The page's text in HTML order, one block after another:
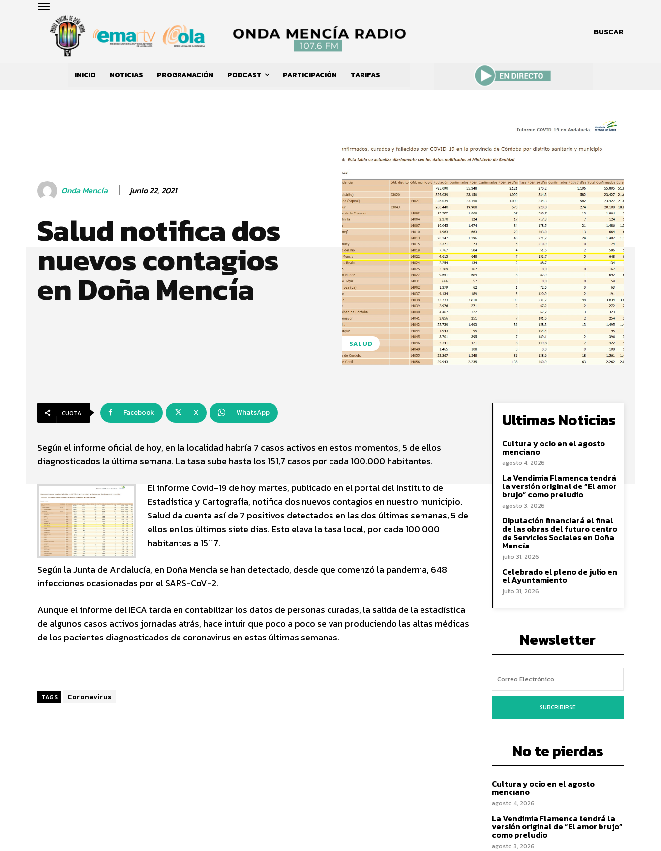
BUSCAR
INICIO NOTICIAS PROGRAMACIÓN PODCAST PARTICIPACIÓN TARIFAS
Onda Mencía junio 22, 2021
Salud notifica dos
nuevos contagios
en Doña Mencía
SALUD
CUOTA Facebook X WhatsApp
Según el informe oficial de hoy, en la localidad habría 7 casos activos en estos momentos, 5 de ellos
diagnosticados la última semana. La tasa sube hasta los 151,7 casos por cada 100.000 habitantes.
El informe Covid-19 de hoy martes, publicado en el portal del Instituto de
Estadística y Cartografía, notifica dos nuevos contagios en nuestro municipio.
Salud da cuenta así de 7 positivos detectados en las dos últimas semanas, 5 de
ellos en los últimos siete días. Esto eleva la tasa local, por cada 100.000
habitantes a 151´7.
Según la Junta de Andalucía, en Doña Mencía se han detectado, desde que comenzó la pandemia, 648
infecciones ocasionadas por el SARS-CoV-2.
Aunque el informe del IECA tarda en contabilizar los datos de personas curadas, la salida de la estadística
de algunos casos activos jornadas atrás, hace intuir que poco a poco se van produciendo las altas médicas
de los pacientes diagnosticados de coronavirus en estas últimas semanas.
TAGS Coronavirus
Ultimas Noticias
Cultura y ocio en el agosto
menciano
agosto 4, 2026
La Vendimia Flamenca tendrá
la versión original de “El amor
brujo” como preludio
agosto 3, 2026
Diputación financiará el final
de las obras del futuro centro
de Servicios Sociales en Doña
Mencía
julio 31, 2026
Celebrado el pleno de julio en
el Ayuntamiento
julio 31, 2026
Newsletter
SUBCRIBIRSE
No te pierdas
Cultura y ocio en el agosto
menciano
agosto 4, 2026
La Vendimia Flamenca tendrá la
versión original de “El amor brujo”
como preludio
agosto 3, 2026